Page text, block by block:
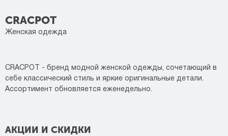
CRACPOT
Женская одежда
CRACPOT - бренд модной женской одежды, сочетающий в
себе классический стиль и яркие оригинальные детали.
Ассортимент обновляется еженедельно.
АКЦИИ И СКИДКИ